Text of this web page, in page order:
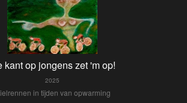
kant op jongens zet 'm op!
2025
in tijden van opwarming